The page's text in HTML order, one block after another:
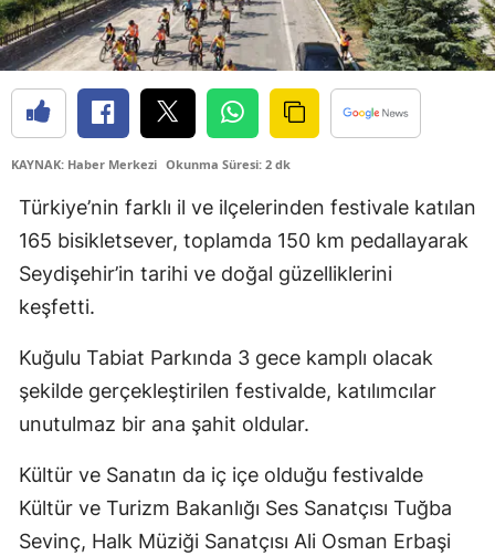
Çorum
Denizli
Diyarbakır
Elazığ
Erzincan
Eskişehir
Gaziantep
Gümüşhane
Hakkari
KAYNAK: Haber Merkezi Okunma Süresi: 2 dk
Türkiye’nin farklı il ve ilçelerinden festivale katılan
165 bisikletsever, toplamda 150 km pedallayarak
Seydişehir’in tarihi ve doğal güzelliklerini
keşfetti.
Kuğulu Tabiat Parkında 3 gece kamplı olacak
şekilde gerçekleştirilen festivalde, katılımcılar
unutulmaz bir ana şahit oldular.
Kültür ve Sanatın da iç içe olduğu festivalde
Kültür ve Turizm Bakanlığı Ses Sanatçısı Tuğba
Sevinç, Halk Müziği Sanatçısı Ali Osman Erbaşi